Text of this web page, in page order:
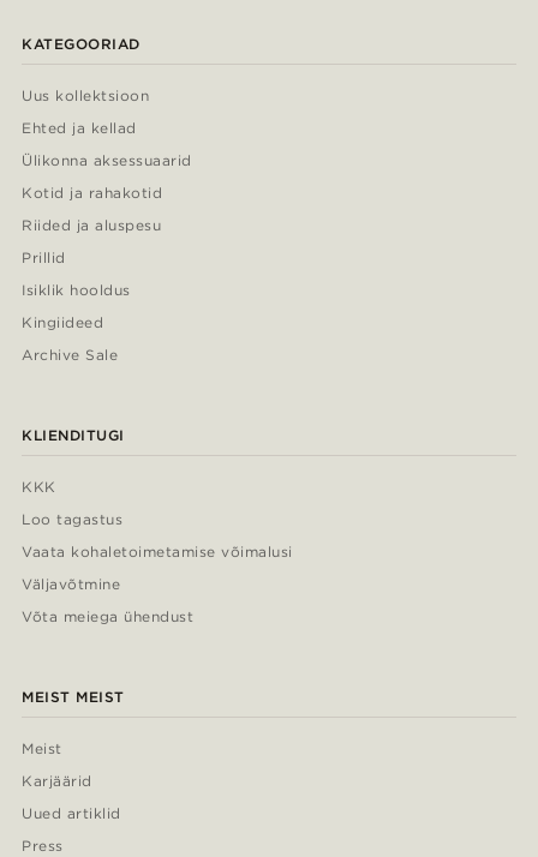
KATEGOORIAD
Uus kollektsioon
Ehted ja kellad
Ülikonna aksessuaarid
Kotid ja rahakotid
Riided ja aluspesu
Prillid
Isiklik hooldus
Kingiideed
Archive Sale
KLIENDITUGI
KKK
Loo tagastus
Vaata kohaletoimetamise võimalusi
Väljavõtmine
Võta meiega ühendust
MEIST MEIST
Meist
Karjäärid
Uued artiklid
Press